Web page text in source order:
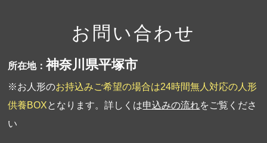
お問い合わせ
所在地：神奈川県平塚市
※お人形のお持込みご希望の場合は24時間無人対応の人形
供養BOXとなります。詳しくは申込みの流れをご覧くださ
い